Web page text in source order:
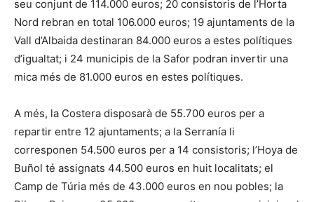
seu conjunt de 114.000 euros; 20 consistoris de l’Horta
Nord rebran en total 106.000 euros; 19 ajuntaments de la
Vall d’Albaida destinaran 84.000 euros a estes polítiques
d’igualtat; i 24 municipis de la Safor podran invertir una
mica més de 81.000 euros en estes polítiques.
A més, la Costera disposarà de 55.700 euros per a
repartir entre 12 ajuntaments; a la Serranía li
corresponen 54.500 euros per a 14 consistoris; l’Hoya de
Buñol té assignats 44.500 euros en huit localitats; el
Camp de Túria més de 43.000 euros en nou pobles; la